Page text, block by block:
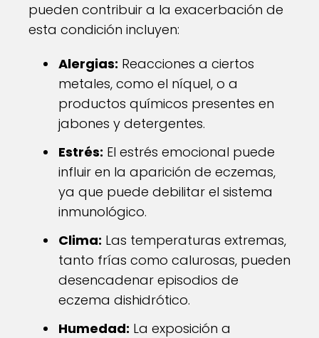
pueden contribuir a la exacerbación de
esta condición incluyen:
Alergias: Reacciones a ciertos
metales, como el níquel, o a
productos químicos presentes en
jabones y detergentes.
Estrés: El estrés emocional puede
influir en la aparición de eczemas,
ya que puede debilitar el sistema
inmunológico.
Clima: Las temperaturas extremas,
tanto frías como calurosas, pueden
desencadenar episodios de
eczema dishidrótico.
Humedad: La exposición a